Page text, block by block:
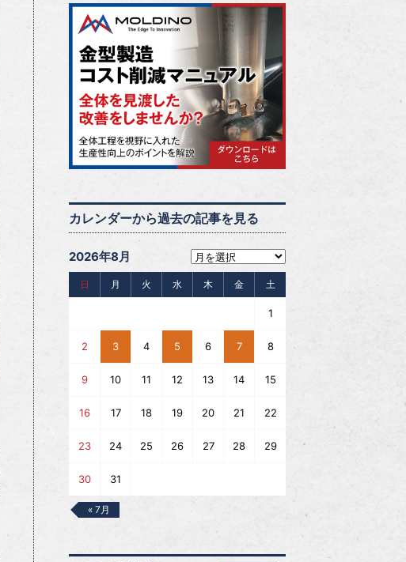
カレンダーから過去の記事を見る
2026年8月
日 月 火 水 木 金 土
1
2 3 4 5 6 7 8
9 10 11 12 13 14 15
16 17 18 19 20 21 22
23 24 25 26 27 28 29
30 31
« 7月